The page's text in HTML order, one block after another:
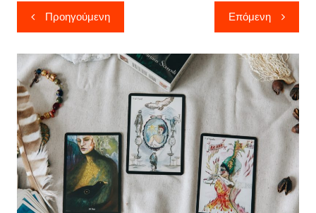
Πλοήγηση
άρθρων
Προηγούμενη Επόμενη